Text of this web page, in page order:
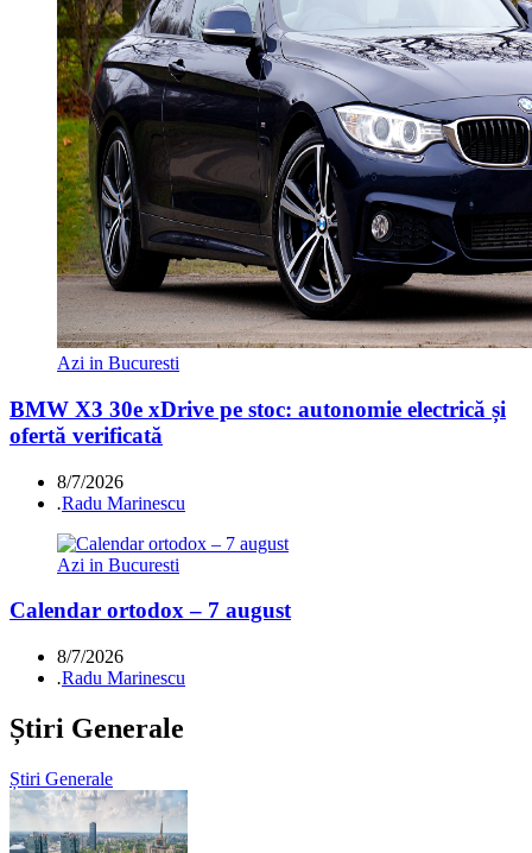
Azi in Bucuresti
BMW X3 30e xDrive pe stoc: autonomie electrică și
ofertă verificată
8/7/2026
.Radu Marinescu
Azi in Bucuresti
Calendar ortodox – 7 august
8/7/2026
.Radu Marinescu
Știri Generale
Știri Generale